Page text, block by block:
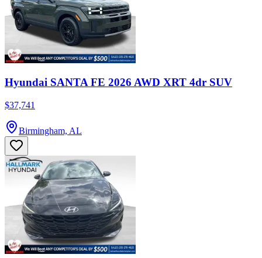
Hyundai SANTA FE 2026 AWD XRT 4dr SUV
$37,741
Birmingham, AL